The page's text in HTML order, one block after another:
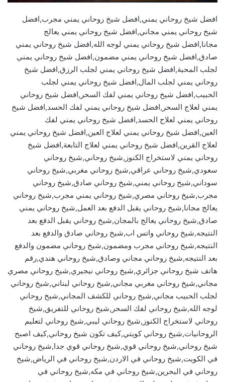
افضل شيخ روحاني يمني,افضل شيخ روحاني يمني مجرب,افضل
شيخ روحاني يمني مجاني,افضل شيخ روحاني يمني يعالج
مجانا,افضل شيخ روحاني يمني لوجه الله,افضل شيخ روحاني يمني
صادق,افضل شيخ روحاني يمني مضمون,افضل شيخ روحاني يمني
لجلب المحبة,افضل شيخ روحاني يمني لجلب الرزق,افضل شيخ
روحاني يمني لجلب المال,افضل شيخ روحاني يمني لجلب
الحبيب,افضل شيخ روحاني يمني لفك السحر,افضل شيخ روحاني
يمني لعلاج السحر,افضل شيخ روحاني يمني لفك الحسد,افضل شيخ
روحاني يمني لعلاج الحسد,افضل شيخ روحاني يمني لفك
العين,افضل شيخ روحاني يمني لعلاج العين,افضل شيخ روحاني يمني
لعلاج القرين,افضل شيخ روحاني يمني لعلاج التابعة,افضل شيخ
روحاني يمني لاستخراج الكنوز,شيخ روحاني,شيخ روحاني
سعودي,شيخ روحاني عراقي,شيخ روحاني مغربي,شيخ روحاني
سوداني,شيخ روحاني يمني,شيخ روحاني صادق,شيخ روحاني
مجرب,شيخ روحاني مصري,شيخ روحاني يمني مجرب,شيخ روحاني
يعالج مجانا,شيخ روحاني يقبل الدفع بعد العمل,شيخ روحاني يمني
صادق,شيخ روحاني يعالج بالمجان,شيخ روحاني يقبل الدفع بعد
النتيجه,شيخ روحاني واتس اب,شيخ روحاني صادق والدفع بعد
النتيجه,شيخ روحاني مجرب ومضمون,شيخ روحاني مضمون والدفع
بعد النتيجه,شيخ روحاني مجاني وصادق,شيخ روحاني هندي,رقم
هاتف شيخ روحاني جزائري,شيخ روحاني نيجيري,شيخ روحاني مصري
مجاني,شيخ روحاني مغربي مجاني,شيخ روحاني لبناني,شيخ روحاني
لجلب الحبيب مجاني,شيخ روحاني للكشف المجاني,شيخ روحاني
لوجه الله,شيخ روحاني لفك السحر,شيخ روحاني للتفريق,شيخ
روحاني لاستخراج الكنوز,شيخ روحاني ليبي,شيخ روحاني لتعليم
الروحانيات,شيخ روحاني كويتي,كيف تكون شيخ روحاني,كيف اصبح
شيخ روحاني,شيخ روحاني قوي,شيخ روحاني قوي جدا,شيخ روحاني
في الكويت,شيخ روحاني في الاردن,شيخ روحاني في الرياض,شيخ
روحاني في البحرين,شيخ روحاني في مكه,شيخ روحاني في